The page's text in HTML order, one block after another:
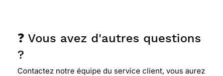
❓ Vous avez d'autres questions
?
Contactez notre équipe du service client, vous aurez